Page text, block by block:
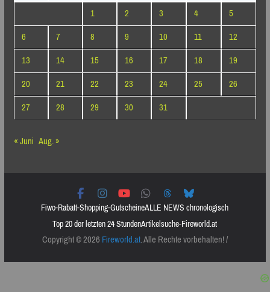
1
2 3 4
5
6
7 8 9 10 11
12
13
14 15 16 17 18
19
20
21 22 23 24 25
26
27
28 29 30
31
« Juni Aug. »
Fiwo-Rabatt-Shopping-GutscheineALLE NEWS chronologisch
Top 20 der letzten 24 StundenArtikelsuche-Fireworld.at
Copyright © 2026Fireworld.at. Alle Rechte vorbehalten! /